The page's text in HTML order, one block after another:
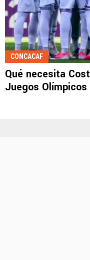
CONCACAF
Qué necesita
Juegos